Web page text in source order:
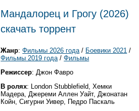
Мандалорец и Грогу (2026)
скачать торрент
Жанр:Фильмы 2026 года/ Боевики 2021 /
Фильмы 2019 года/Фильмы
Режиссер: Джон Фавро
В ролях: London Stubblefield, Хемки
Мадера, Джереми Аллен Уайт, Джонатан
Койн, Сигурни Уивер, Педро Паскаль